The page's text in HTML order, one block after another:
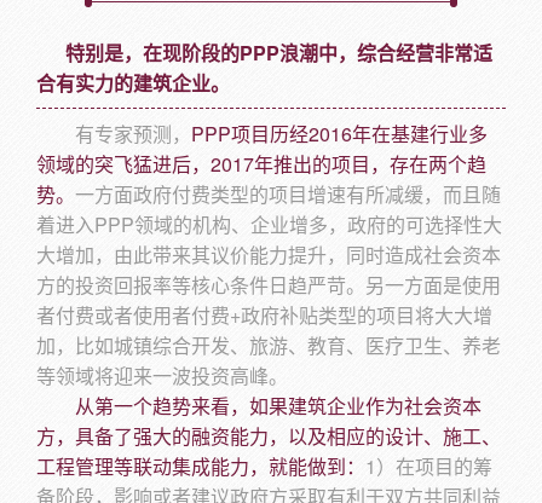
特别是，在现阶段的PPP浪潮中，综合经营非常适
合有实力的建筑企业。
有专家预测， PPP项目历经2016年在基建行业多
领域的突飞猛进后，2017年推出的项目，存在两个趋
势。 一方面政府付费类型的项目增速有所减缓，而且随
着进入PPP领域的机构、企业增多，政府的可选择性大
大增加，由此带来其议价能力提升，同时造成社会资本
方的投资回报率等核心条件日趋严苛。另一方面是使用
者付费或者使用者付费+政府补贴类型的项目将大大增
加，比如城镇综合开发、旅游、教育、医疗卫生、养老
等领域将迎来一波投资高峰。
从第一个趋势来看，如果建筑企业作为社会资本
方，具备了强大的融资能力，以及相应的设计、施工、
工程管理等联动集成能力，就能做到： 1）在项目的筹
备阶段，影响或者建议政府方采取有利于双方共同利益